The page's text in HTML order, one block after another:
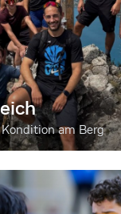
am Berg